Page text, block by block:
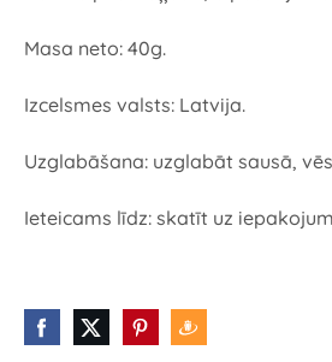
Masa neto: 40g.
Izcelsmes valsts: Latvija.
Uzglabāšana: uzglabāt sausā,
Ieteicams līdz: skatīt uz